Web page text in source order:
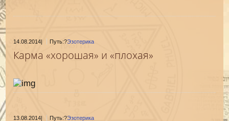
14.08.2014| Путь:?Эзотерика
Карма «хорошая» и «плохая»
13.08.2014| Путь:?Эзотерика